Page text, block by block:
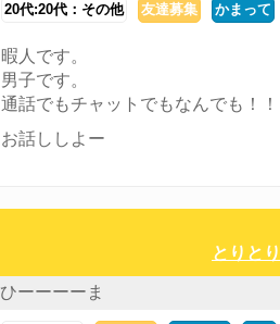
20代:20代：その他 友達募集 かまって
暇人です。
男子です。
通話でもチャットでもなんでも！！
お話ししよー
とりと
ひーーーーま